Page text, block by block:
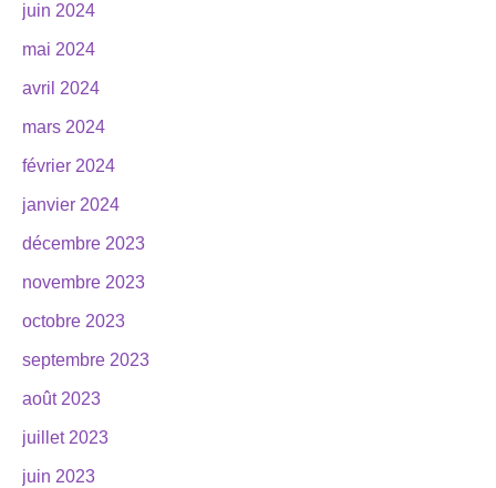
juin 2024
mai 2024
avril 2024
mars 2024
février 2024
janvier 2024
décembre 2023
novembre 2023
octobre 2023
septembre 2023
août 2023
juillet 2023
juin 2023